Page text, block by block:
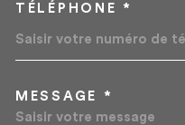
TÉLÉPHONE *
MESSAGE *